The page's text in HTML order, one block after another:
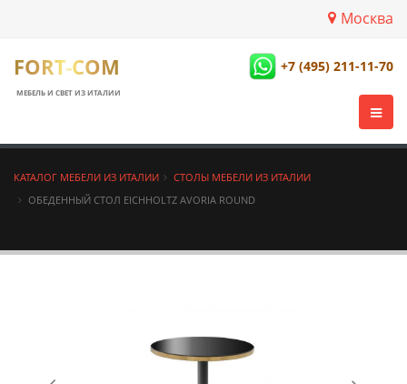
Москва
FORT-COM
МЕБЕЛЬ И СВЕТ ИЗ ИТАЛИИ
+7 (495) 211-11-70
КАТАЛОГ МЕБЕЛИ ИЗ ИТАЛИИ
СТОЛЫ МЕБЕЛИ ИЗ ИТАЛИИ
ОБЕДЕННЫЙ СТОЛ EICHHOLTZ AVORIA ROUND